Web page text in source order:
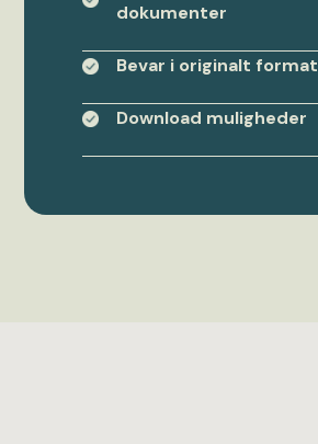
dokumenter
Bevar i originalt format
Download muligheder